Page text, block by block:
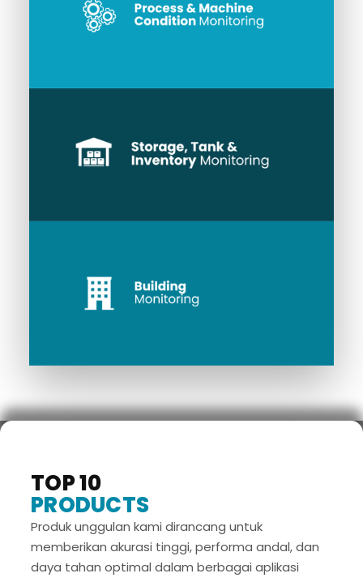
TOP 10
PRODUCTS
Produk unggulan kami dirancang untuk
memberikan akurasi tinggi, performa andal, dan
daya tahan optimal dalam berbagai aplikasi